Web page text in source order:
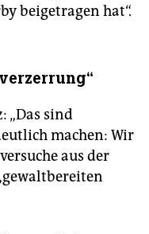
beigetragen hat“.
„Das sind
machen: Wir
aus der